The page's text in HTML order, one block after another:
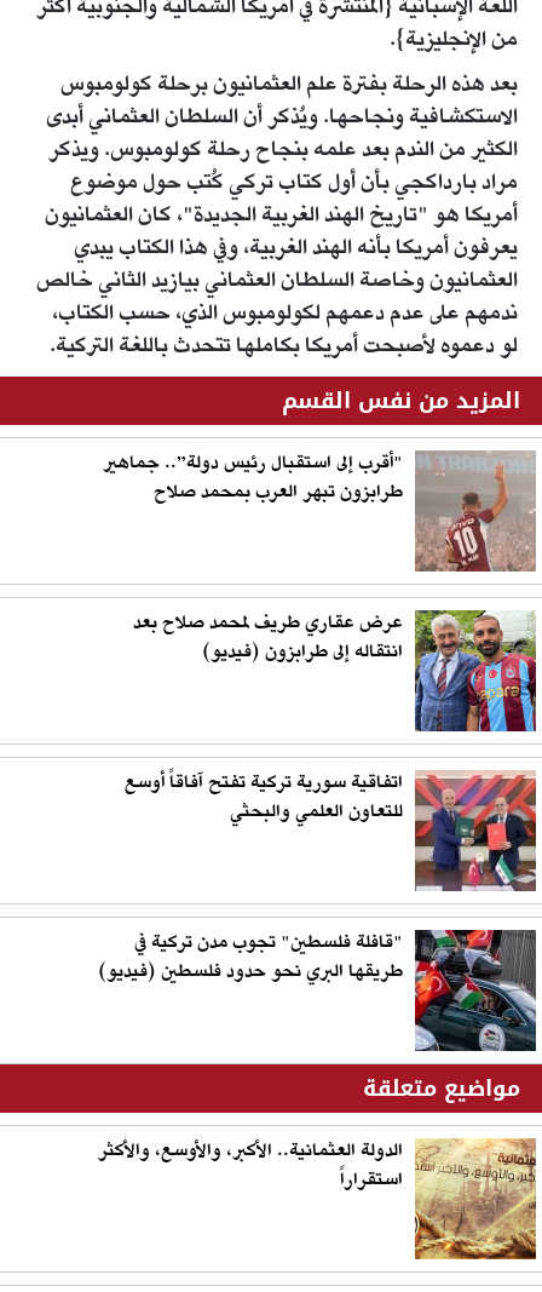
اللغة الإسبانية {المنتشرة في أمريكا الشمالية والجنوبية أكثر
من الإنجليزية}.
بعد هذه الرحلة بفترة علم العثمانيون برحلة كولومبوس
الاستكشافية ونجاحها. ويُذكر أن السلطان العثماني أبدى
الكثير من الندم بعد علمه بنجاح رحلة كولومبوس. ويذكر
مراد بارداكجي بأن أول كتاب تركي كُتب حول موضوع
أمريكا هو "تاريخ الهند الغربية الجديدة"، كان العثمانيون
يعرفون أمريكا بأنه الهند الغربية، وفي هذا الكتاب يبدي
العثمانيون وخاصة السلطان العثماني بيازيد الثاني خالص
ندمهم على عدم دعمهم لكولومبوس الذي، حسب الكتاب،
لو دعموه لأصبحت أمريكا بكاملها تتحدث باللغة التركية.
المزيد من نفس القسم
"أقرب إلى استقبال رئيس دولة”.. جماهير
طرابزون تبهر العرب بمحمد صلاح
عرض عقاري طريف لمحمد صلاح بعد
انتقاله إلى طرابزون (فيديو)
اتفاقية سورية تركية تفتح آفاقاً أوسع
للتعاون العلمي والبحثي
"قافلة فلسطين" تجوب مدن تركية في
طريقها البري نحو حدود فلسطين (فيديو)
مواضيع متعلقة
الدولة العثمانية.. الأكبر، والأوسع، والأكثر
استقراراً